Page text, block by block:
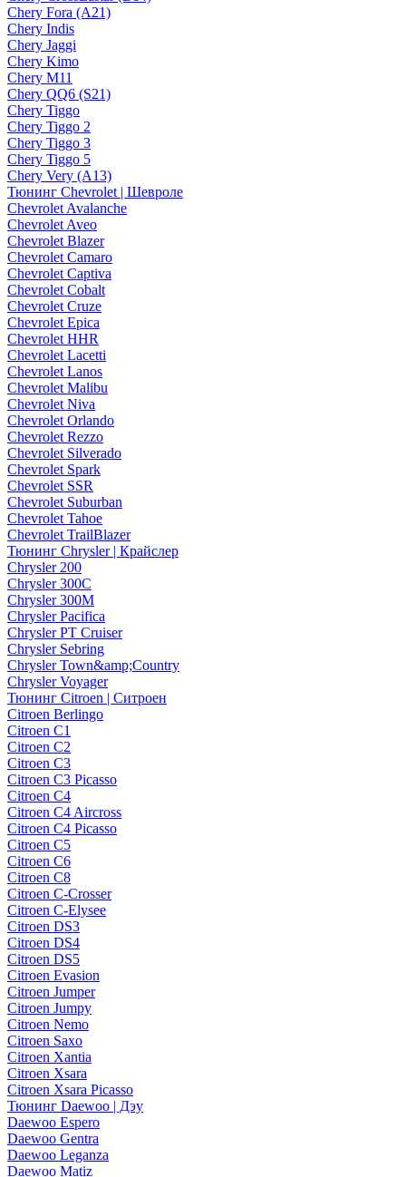
Chery Fora (A21)
Chery Indis
Chery Jaggi
Chery Kimo
Chery M11
Chery QQ6 (S21)
Chery Tiggo
Chery Tiggo 2
Chery Tiggo 3
Chery Tiggo 5
Chery Very (A13)
Тюнинг Chevrolet | Шевроле
Chevrolet Avalanche
Chevrolet Aveo
Chevrolet Blazer
Chevrolet Camaro
Chevrolet Captiva
Chevrolet Cobalt
Chevrolet Cruze
Chevrolet Epica
Chevrolet HHR
Chevrolet Lacetti
Chevrolet Lanos
Chevrolet Malibu
Chevrolet Niva
Chevrolet Orlando
Chevrolet Rezzo
Chevrolet Silverado
Chevrolet Spark
Chevrolet SSR
Chevrolet Suburban
Chevrolet Tahoe
Chevrolet TrailBlazer
Тюнинг Chrysler | Крайслер
Chrysler 200
Chrysler 300C
Chrysler 300M
Chrysler Pacifica
Chrysler PT Cruiser
Chrysler Sebring
Chrysler Town&amp;Country
Chrysler Voyager
Тюнинг Citroen | Ситроен
Citroen Berlingo
Citroen C1
Citroen C2
Citroen C3
Citroen C3 Picasso
Citroen C4
Citroen C4 Aircross
Citroen C4 Picasso
Citroen C5
Citroen C6
Citroen C8
Citroen C-Crosser
Citroen C-Elysee
Citroen DS3
Citroen DS4
Citroen DS5
Citroen Evasion
Citroen Jumper
Citroen Jumpy
Citroen Nemo
Citroen Saxo
Citroen Xantia
Citroen Xsara
Citroen Xsara Picasso
Тюнинг Daewoo | Дэу
Daewoo Espero
Daewoo Gentra
Daewoo Leganza
Daewoo Matiz